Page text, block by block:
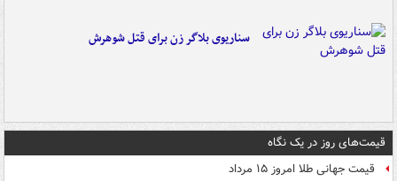
سناریوی بلاگر زن برای قتل شوهرش
قیمت‌های روز در یک نگاه
قیمت جهانی طلا امروز ۱۵ مرداد